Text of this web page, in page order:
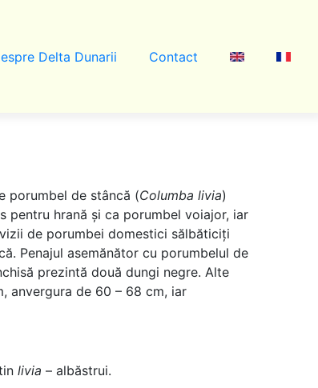
Delta Dunarii Contact
porumbel de stâncă (Columba livia)
pentru hrană și ca porumbel voiajor, iar
de porumbei domestici sălbăticiți
Penajul asemănător cu porumbelul de
prezintă două dungi negre. Alte
anvergura de 60 – 68 cm, iar
livia – albăstrui.